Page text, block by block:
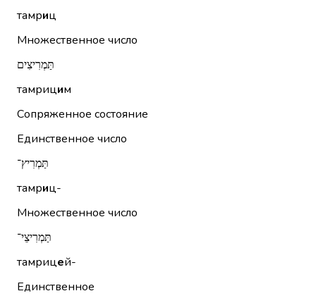
тамриц
Множественное число
תַּמְרִיצִים
тамрицим
Сопряженное состояние
Единственное число
תַּמְרִיץ־
тамриц-
Множественное число
תַּמְרִיצֵי־
тамрицей-
Единственное